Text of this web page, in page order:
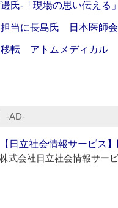
氏‐「現場の思い伝え
当に長島氏 日本医師会
移転 アトムメディカル
‐AD‐
【日立社会情報サービス
株式会社日立社会情報サー